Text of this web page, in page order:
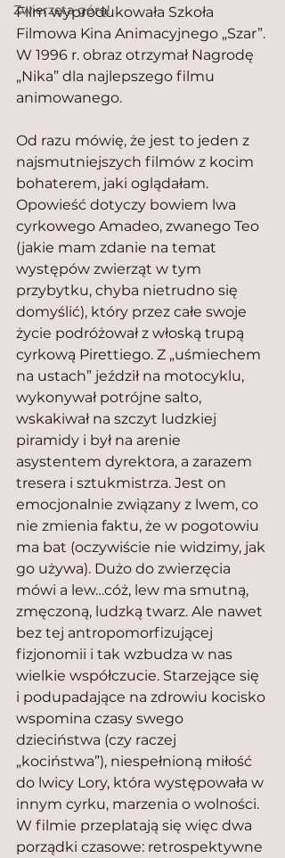
Zwierzęta górą!
Film wyprodukowała Szkoła
Filmowa Kina Animacyjnego „Szar”.
W 1996 r. obraz otrzymał Nagrodę
„Nika” dla najlepszego filmu
animowanego.
Od razu mówię, że jest to jeden z
najsmutniejszych filmów z kocim
bohaterem, jaki oglądałam.
Opowieść dotyczy bowiem lwa
cyrkowego Amadeo, zwanego Teo
(jakie mam zdanie na temat
występów zwierząt w tym
przybytku, chyba nietrudno się
domyślić), który przez całe swoje
życie podróżował z włoską trupą
cyrkową Pirettiego. Z „uśmiechem
na ustach” jeździł na motocyklu,
wykonywał potrójne salto,
wskakiwał na szczyt ludzkiej
piramidy i był na arenie
asystentem dyrektora, a zarazem
tresera i sztukmistrza. Jest on
emocjonalnie związany z lwem, co
nie zmienia faktu, że w pogotowiu
ma bat (oczywiście nie widzimy, jak
go używa). Dużo do zwierzęcia
mówi a lew…cóż, lew ma smutną,
zmęczoną, ludzką twarz. Ale nawet
bez tej antropomorfizującej
fizjonomii i tak wzbudza w nas
wielkie współczucie. Starzejące się
i podupadające na zdrowiu kocisko
wspomina czasy swego
dzieciństwa (czy raczej
„kociństwa”), niespełnioną miłość
do lwicy Lory, która występowała w
innym cyrku, marzenia o wolności.
W filmie przeplatają się więc dwa
porządki czasowe: retrospektywne